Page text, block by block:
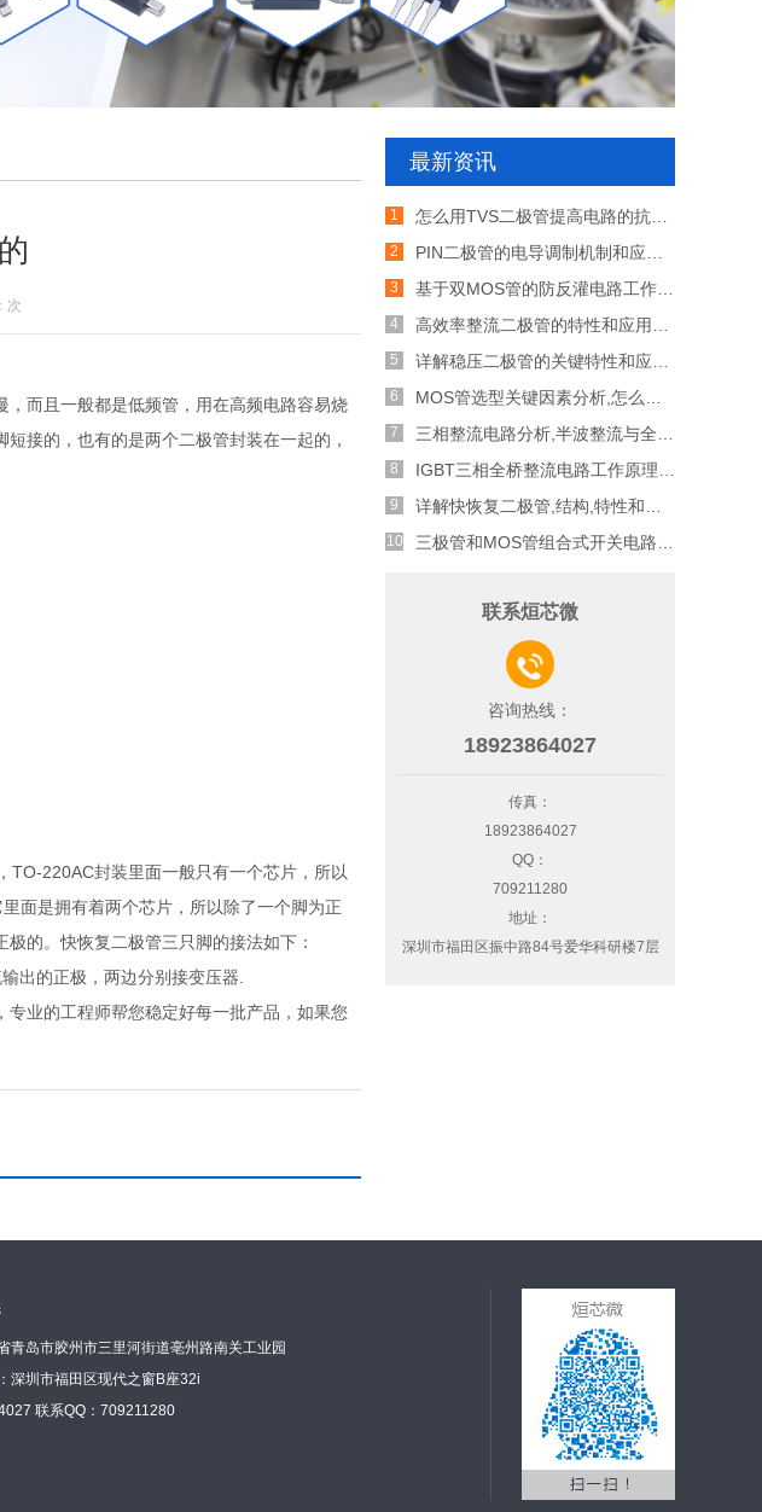
次
而且一般都是低频管，用在高频电路容易烧
接的，也有的是两个二极管封装在一起的，
220AC封装里面一般只有一个芯片，所以
面是拥有着两个芯片，所以除了一个脚为正
的。快恢复二极管三只脚的接法如下：
出的正极，两边分别接变压器.
业的工程师帮您稳定好每一批产品，如果您
最新资讯
怎么用TVS二极管提高电路的抗突波能力
PIN二极管的电导调制机制和应用介绍
基于双MOS管的防反灌电路工作原理介绍
高效率整流二极管的特性和应用介绍
详解稳压二极管的关键特性和应用原理
MOS管选型关键因素分析,怎么选择合适的参数
三相整流电路分析,半波整流与全波整流的工作原理
IGBT三相全桥整流电路工作原理介绍
详解快恢复二极管,结构,特性和应用介绍
三极管和MOS管组合式开关电路分析
联系烜芯微

咨询热线：
18923864027
传真：
18923864027
QQ：
709211280
地址：
深圳市福田区振中路84号爱华科研楼7层
青岛市胶州市三里河街道亳州路南关工业园
深圳市福田区现代之窗B座32i
联系QQ：709211280